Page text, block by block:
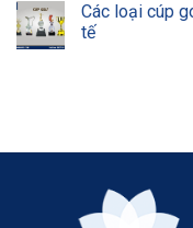
Các loại cúp
tế